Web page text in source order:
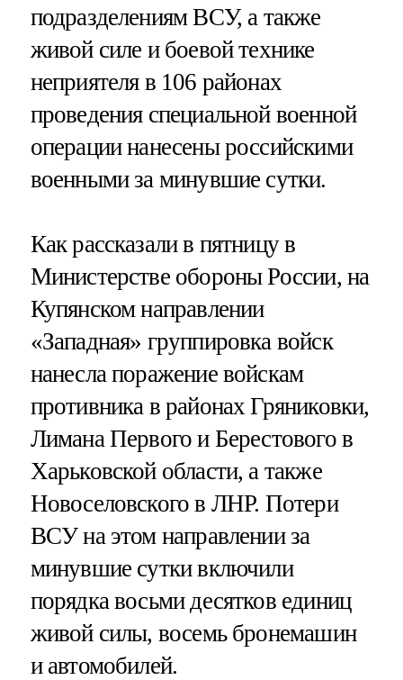
подразделениям ВСУ, а также
живой силе и боевой технике
неприятеля в 106 районах
проведения специальной военной
операции нанесены российскими
военными за минувшие сутки.
Как рассказали в пятницу в
Министерстве обороны России, на
Купянском направлении
«Западная» группировка войск
нанесла поражение войскам
противника в районах Гряниковки,
Лимана Первого и Берестового в
Харьковской области, а также
Новоселовского в ЛНР. Потери
ВСУ на этом направлении за
минувшие сутки включили
порядка восьми десятков единиц
живой силы, восемь бронемашин
и автомобилей.